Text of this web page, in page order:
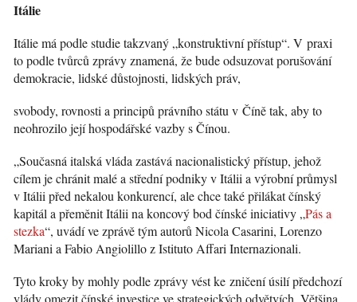
Itálie
Itálie má podle studie takzvaný „konstruktivní přístup“. V praxi
to podle tvůrců zprávy znamená, že bude odsuzovat porušování
demokracie, lidské důstojnosti, lidských práv,
svobody, rovnosti a principů právního státu v Číně tak, aby to
neohrozilo její hospodářské vazby s Čínou.
„Současná italská vláda zastává nacionalistický přístup, jehož
cílem je chránit malé a střední podniky v Itálii a výrobní průmysl
v Itálii před nekalou konkurencí, ale chce také přilákat čínský
kapitál a přeměnit Itálii na koncový bod čínské iniciativy „Pás a
stezka“, uvádí ve zprávě tým autorů Nicola Casarini, Lorenzo
Mariani a Fabio Angiolillo z Istituto Affari Internazionali.
Tyto kroky by mohly podle zprávy vést ke zničení úsilí předchozí